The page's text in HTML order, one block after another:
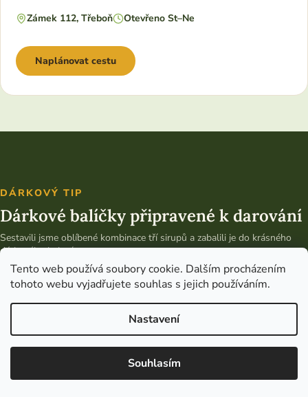
Tento web používá soubory cookie. Dalším procházením
tohoto webu vyjadřujete souhlas s jejich používáním.
Nastavení
Souhlasím
Zámek 112, Třeboň
Otevřeno St–Ne
Naplánovat cestu
DÁRKOVÝ TIP
Dárkové balíčky připravené k darování
Sestavili jsme oblíbené kombinace tří sirupů a zabalili je do krásného
dárkového balení.
Vybrat dárkový balíček
a upravilo